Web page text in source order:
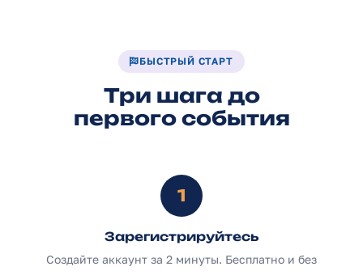
БЫСТРЫЙ СТАРТ
Три шага до
первого события
1
Зарегистрируйтесь
Создайте аккаунт за 2 минуты. Бесплатно и без